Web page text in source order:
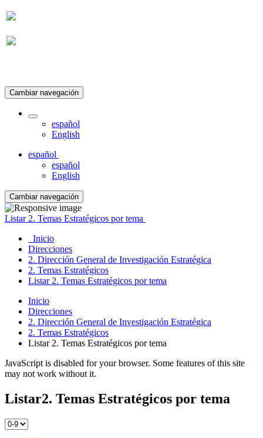
Cambiar navegación
español
English
español
español
English
Cambiar navegación
Listar 2. Temas Estratégicos por tema
Inicio
Direcciones
2. Dirección General de Investigación Estratégica
2. Temas Estratégicos
Listar 2. Temas Estratégicos por tema
Inicio
Direcciones
2. Dirección General de Investigación Estratégica
2. Temas Estratégicos
Listar 2. Temas Estratégicos por tema
JavaScript is disabled for your browser. Some features of this site
may not work without it.
Listar2. Temas Estratégicos por tema